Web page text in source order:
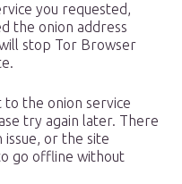
you requested,
the onion address
stop Tor Browser
the onion service
try again later. There
or the site
go offline without